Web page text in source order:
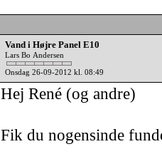
Vand i Højre Panel E10
Lars Bo Andersen
Onsdag 26-09-2012 kl. 08:49
Hej René (og andre)
Fik du nogensinde